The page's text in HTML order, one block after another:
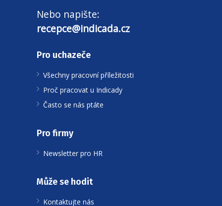
Nebo napište:
recepce@indicada.cz
Pro uchazeče
Všechny pracovní příležitosti
Proč pracovat u Indicady
Často se nás ptáte
Pro firmy
Newsletter pro HR
Může se hodit
Kontaktujte nás